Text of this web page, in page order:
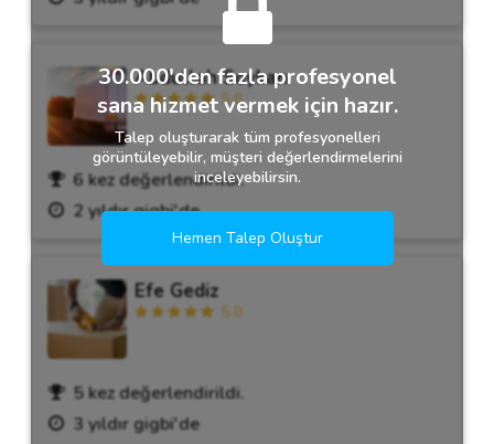
Abdullah Soykan
5.0
6 kez değerlendirildi.
2 yıldır gigbi'de
Efe Gediz
5.0
5 kez değerlendirildi.
3 yıldır gigbi'de
30.000'den fazla profesyonel
sana hizmet vermek için hazır.
Talep oluşturarak tüm profesyonelleri
görüntüleyebilir, müşteri değerlendirmelerini
inceleyebilirsin.
Hemen Talep Oluştur